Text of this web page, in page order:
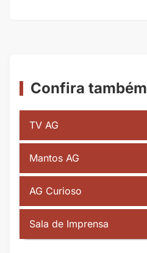
Confira também
TV AG
Mantos AG
AG Curioso
Sala de Imprensa